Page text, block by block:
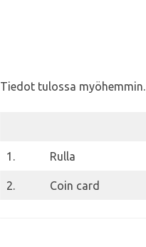
Tiedot tulossa myöhemmin.
1. Rulla
2. Coin card